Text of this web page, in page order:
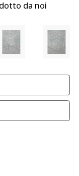
da noi